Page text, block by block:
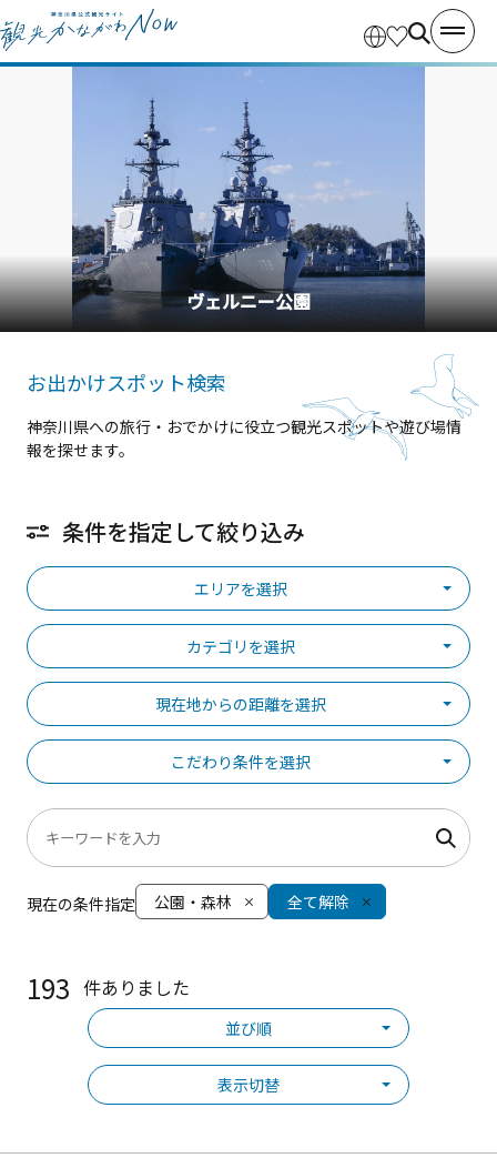
横浜中華街
お出かけスポット検索
神奈川県への旅行・おでかけに役立つ観光スポットや遊び場情
報を探せます。
条件を指定して絞り込み
エリアを選択
カテゴリを選択
現在地からの距離を選択
こだわり条件を選択
現在の条件指定 公園・森林 全て解除
193 件ありました
並び順
表示切替